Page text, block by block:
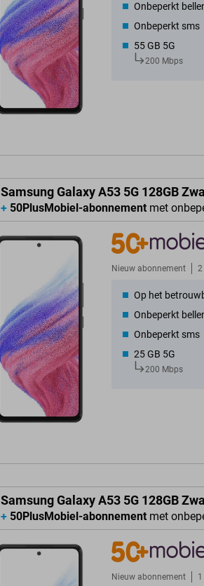
Onbeperkt
Onbeperkt sms
55 GB 5G
200 Mbps
Samsung Galaxy A53 5G 128GB
+ 50PlusMobiel-abonnement met
Nieuw abonnement 2
Op het
Onbeperkt
Onbeperkt sms
25 GB 5G
200 Mbps
Samsung Galaxy A53 5G 128GB
+ 50PlusMobiel-abonnement met
Nieuw abonnement